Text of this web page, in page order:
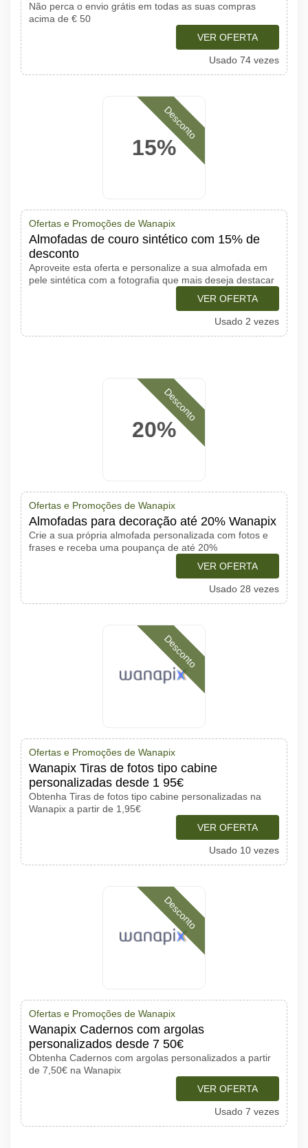
Não perca o envio grátis em todas as suas compras
acima de € 50
VER OFERTA
Usado 74 vezes
15%
Desconto
Ofertas e Promoções de Wanapix
Almofadas de couro sintético com 15% de
desconto
Aproveite esta oferta e personalize a sua almofada em
pele sintética com a fotografia que mais deseja destacar
VER OFERTA
Usado 2 vezes
20%
Desconto
Ofertas e Promoções de Wanapix
Almofadas para decoração até 20% Wanapix
Crie a sua própria almofada personalizada com fotos e
frases e receba uma poupança de até 20%
VER OFERTA
Usado 28 vezes
Desconto
Ofertas e Promoções de Wanapix
Wanapix Tiras de fotos tipo cabine
personalizadas desde 1 95€
Obtenha Tiras de fotos tipo cabine personalizadas na
Wanapix a partir de 1,95€
VER OFERTA
Usado 10 vezes
Desconto
Ofertas e Promoções de Wanapix
Wanapix Cadernos com argolas
personalizados desde 7 50€
Obtenha Cadernos com argolas personalizados a partir
de 7,50€ na Wanapix
VER OFERTA
Usado 7 vezes